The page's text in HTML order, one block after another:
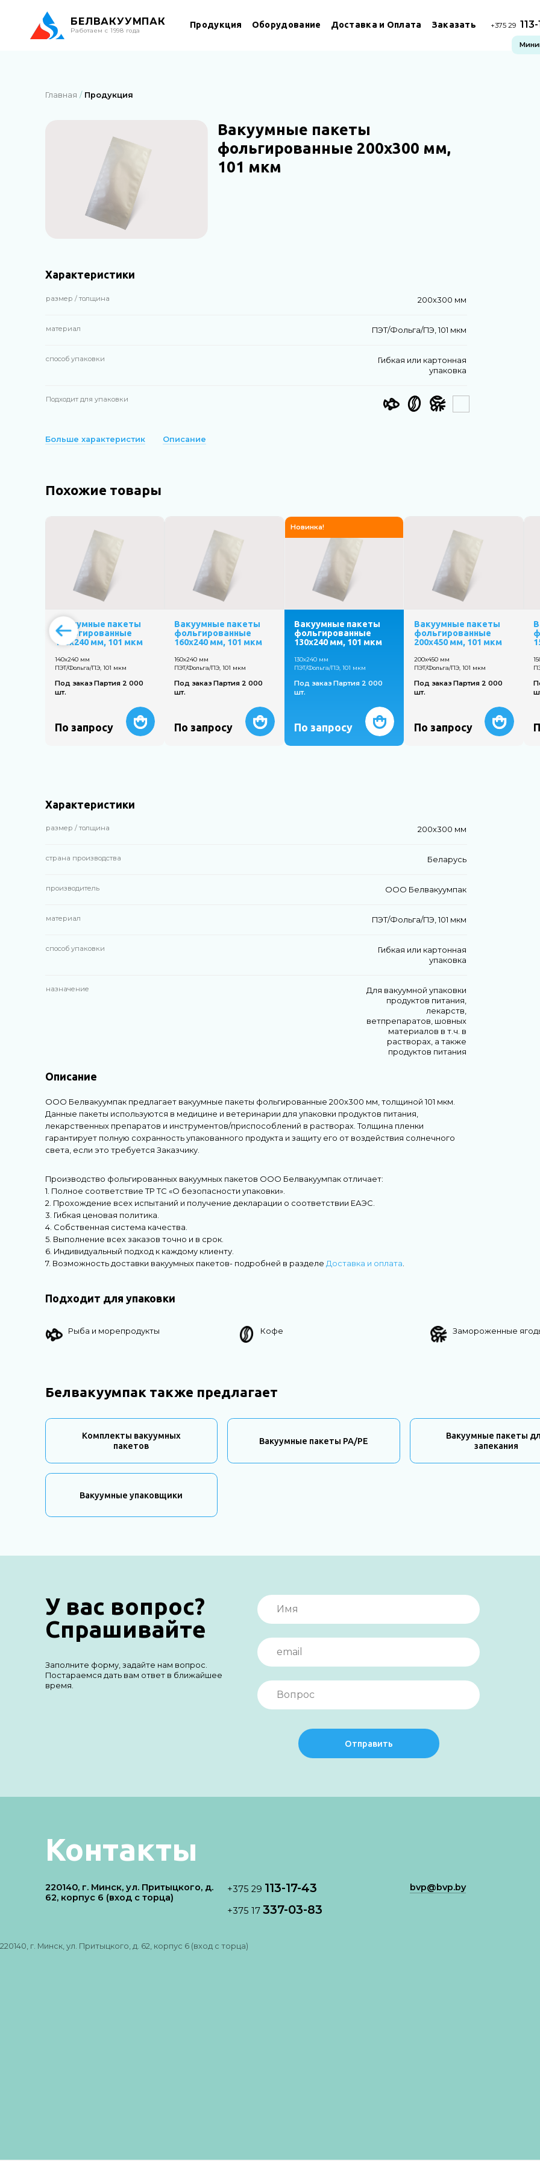
БЕЛВАКУУМПАК
Работаем с 1998 года
Продукция Оборудование Доставка и Оплата Заказать +375 29
Главная Продукция
Вакуумные пакеты
фольгированные 200х300 мм,
101 мкм
Характеристики
размер / толщина 200х300 мм
материал ПЭТ/Фольга/ПЭ, 101 мкм
способ упаковки
Гибкая или картонная
упаковка
Подходит для упаковки
Больше характеристик Описание
Похожие товары
Вакуумные пакеты
фольгированные
140х240 мм, 101 мкм
140х240 мм
ПЭТ/Фольга/ПЭ, 101 мкм
Под заказ Партия 2 000
шт.
По запросу
Вакуумные пакеты
фольгированные
160х240 мм, 101 мкм
160х240 мм
ПЭТ/Фольга/ПЭ, 101 мкм
Под заказ Партия 2 000
шт.
По запросу
Новинка!
Вакуумные пакеты
фольгированные
130х240 мм, 101 мкм
130х240 мм
ПЭТ/Фольга/ПЭ, 101 мкм
Под заказ Партия 2 000
шт.
По запросу
Вакуумные пакеты
фольгированные
200х450 мм, 101 мкм
200х450 мм
ПЭТ/Фольга/ПЭ, 101 мкм
Под заказ Партия 2 000
шт.
По запросу
Характеристики
размер / толщина 200х300 мм
страна производства Беларусь
производитель ООО Белвакуумпак
материал ПЭТ/Фольга/ПЭ, 101 мкм
способ упаковки
Гибкая или картонная
упаковка
назначение
Для вакуумной упаковки
продуктов питания,
лекарств,
ветпрепаратов, шовных
материалов в т.ч. в
растворах, а также
продуктов питания
Описание
ООО Белвакуумпак предлагает вакуумные пакеты фольгированные 200х300 мм, толщиной 101 мкм.
Данные пакеты используются в медицине и ветеринарии для упаковки продуктов питания,
лекарственных препаратов и инструментов/приспособлений в растворах. Толщина пленки
гарантирует полную сохранность упакованного продукта и защиту его от воздействия солнечного
света, если это требуется Заказчику.
Производство фольгированных вакуумных пакетов ООО Белвакуумпак отличает:
1. Полное соответствие ТР ТС «О безопасности упаковки».
2. Прохождение всех испытаний и получение декларации о соответствии ЕАЭС.
3. Гибкая ценовая политика.
4. Собственная система качества.
5. Выполнение всех заказов точно и в срок.
6. Индивидуальный подход к каждому клиенту.
7. Возможность доставки вакуумных пакетов- подробней в разделе Доставка и оплата.
Подходит для упаковки
Рыба и морепродукты Кофе Замороженные
Белвакуумпак также предлагает
Комплекты вакуумных
пакетов
Вакуумные пакеты PA/PE
Вакуумные пакеты
запекания
Вакуумные упаковщики
У вас вопрос?
Спрашивайте
Заполните форму, задайте нам вопрос.
Постараемся дать вам ответ в ближайшее
время.
Отправить
Контакты
220140, г. Минск, ул. Притыцкого, д.
62, корпус 6 (вход с торца)
220140, г. Минск, ул. Притыцкого, д. 62, корпус 6 (вход с торца)
+375 29 113-17-43
+375 17337-03-83
bvp@bvp.by